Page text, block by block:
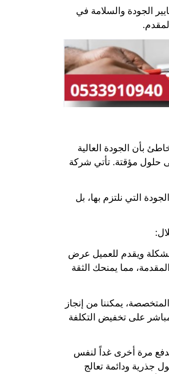
الجودة والسلامة في
بأن الجودة العالية
حلول مؤقتة. تأتي شركة
التي نلتزم بها، بل
ويقدم للعميل عرض
مما يمنحك الثقة
يمكننا من إنجاز
على تخفيض التكلفة
مرة أخرى غداً لنفس
جذرية ودائمة تعالج